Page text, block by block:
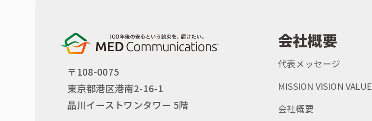
〒108-0075
東京都港区港南2-16-1
品川イーストワンタワー 5階
会社概要
代表メッセージ
MISSION VISION VALUE
会社概要